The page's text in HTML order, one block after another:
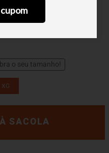
XG
o seu tamanho!
SACOLA